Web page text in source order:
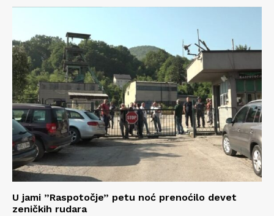
U jami ”Raspotočje” petu noć prenoćilo devet
zeničkih rudara